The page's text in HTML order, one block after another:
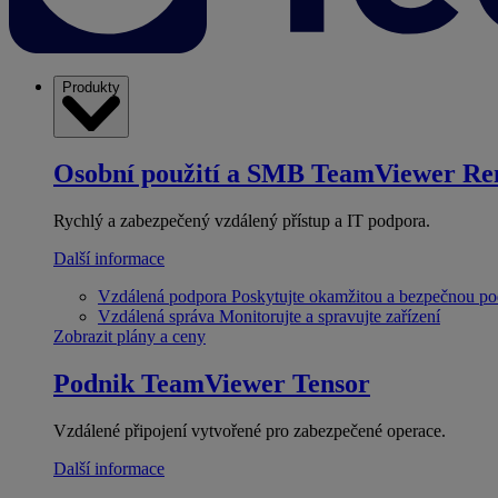
Produkty
Osobní použití a SMB TeamViewer
Rychlý a zabezpečený vzdálený přístup a IT podpora.
Další informace
Vzdálená podpora Poskytujte okamžitou a bezpečnou
Vzdálená správa Monitorujte a spravujte zařízení
Zobrazit plány a ceny
Podnik TeamViewer Tensor
Vzdálené připojení vytvořené pro zabezpečené operace.
Další informace